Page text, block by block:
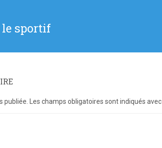
sportif
publiée. Les champs obligatoires sont indiqués avec